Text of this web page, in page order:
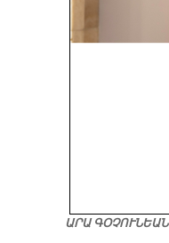
ԱՐԱ ԳՕՉՈՒՆԵԱՆ